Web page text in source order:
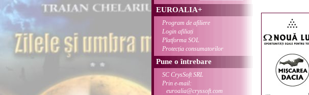
EUROALIA+
Program de afiliere
Login afiliați
Platforma SOL
Protecția consumatorilor
Pune o întrebare
SC CrysSoft SRL
Prin e-mail:
euroalia@cryssoft.com